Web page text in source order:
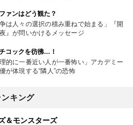
ァンはどう観た？
争は人々の選択の積み重ねで始まる」『開
』が問いかけるメッセージ
コックを彷彿…！
理的に一番近い人が一番怖い」アカデミー
が体現する“隣人”の恐怖
キング
＆モンスターズ